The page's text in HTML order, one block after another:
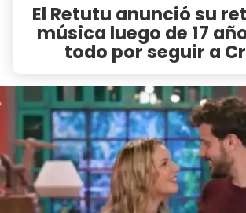
El Retutu anunció su
música luego de 17
todo por seguir a